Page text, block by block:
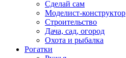
Сделай сам
Моделист-конструктор
Строительство
Дача, сад, огород
Охота и рыбалка
Рогатки